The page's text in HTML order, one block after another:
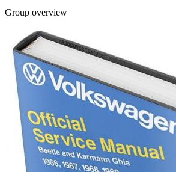
Group overview